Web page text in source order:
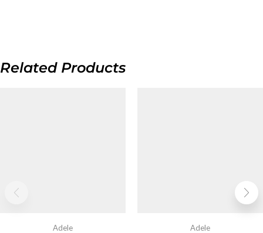
Related Products
Adele Adele